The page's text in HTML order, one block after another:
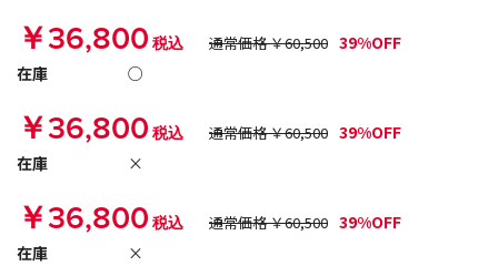
￥36,800税込 通常価格 ￥60,500 39%OFF
在庫
○
￥36,800税込 通常価格 ￥60,500 39%OFF
在庫
×
￥36,800税込 通常価格 ￥60,500 39%OFF
在庫
×